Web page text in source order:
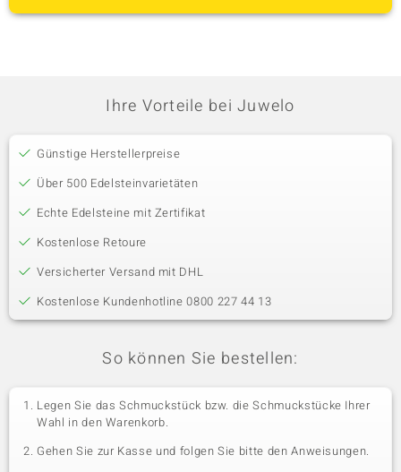
Ihre Vorteile bei Juwelo
Günstige Herstellerpreise
Über 500 Edelsteinvarietäten
Echte Edelsteine mit Zertifikat
Kostenlose Retoure
Versicherter Versand mit DHL
Kostenlose Kundenhotline 0800 227 44 13
So können Sie bestellen:
Legen Sie das Schmuckstück bzw. die Schmuckstücke Ihrer
Wahl in den Warenkorb.
Gehen Sie zur Kasse und folgen Sie bitte den Anweisungen.